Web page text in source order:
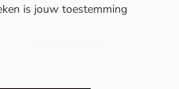
mobiliteitsbranche.
is jouw toestemming